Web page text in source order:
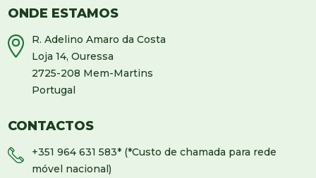
ONDE ESTAMOS
R. Adelino Amaro da Costa
Loja 14, Ouressa
2725-208 Mem-Martins
Portugal
CONTACTOS
+351 964 631 583* (*Custo de chamada para rede
móvel nacional)